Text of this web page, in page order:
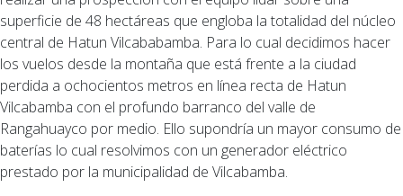
superficie de 48 hectáreas que engloba la totalidad del núcleo
central de Hatun Vilcababamba. Para lo cual decidimos hacer
los vuelos desde la montaña que está frente a la ciudad
perdida a ochocientos metros en línea recta de Hatun
Vilcabamba con el profundo barranco del valle de
Rangahuayco por medio. Ello supondría un mayor consumo de
baterías lo cual resolvimos con un generador eléctrico
prestado por la municipalidad de Vilcabamba.